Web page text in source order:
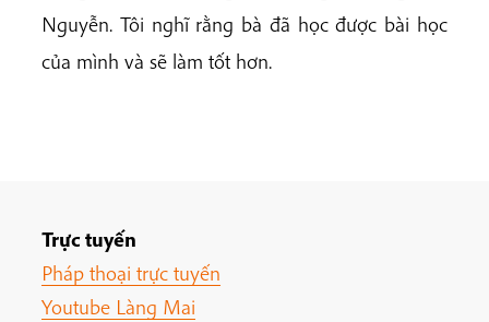
Nguyễn. Tôi nghĩ rằng bà đã học được bài học
của mình và sẽ làm tốt hơn.
Trực tuyến
Pháp thoại trực tuyến
Youtube Làng Mai